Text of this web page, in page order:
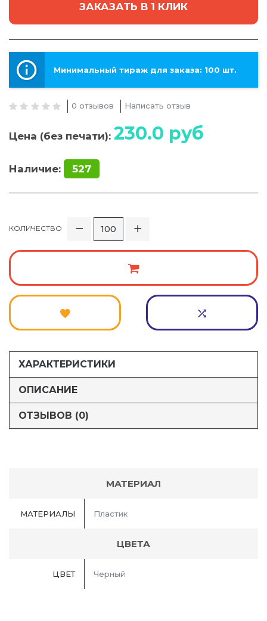
ЗАКАЗАТЬ В 1 КЛИК
Минимальный тираж для заказа: 100 шт.
0 отзывов Написать отзыв
Цена (без печати): 230.0 руб
Наличие: 527
КОЛИЧЕСТВО
ХАРАКТЕРИСТИКИ
ОПИСАНИЕ
ОТЗЫВОВ (0)
МАТЕРИАЛ
МАТЕРИАЛЫ Пластик
ЦВЕТА
ЦВЕТ Черный